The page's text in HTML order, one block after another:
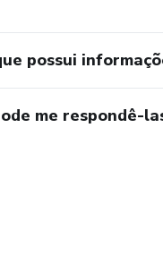
possui
me respondê-